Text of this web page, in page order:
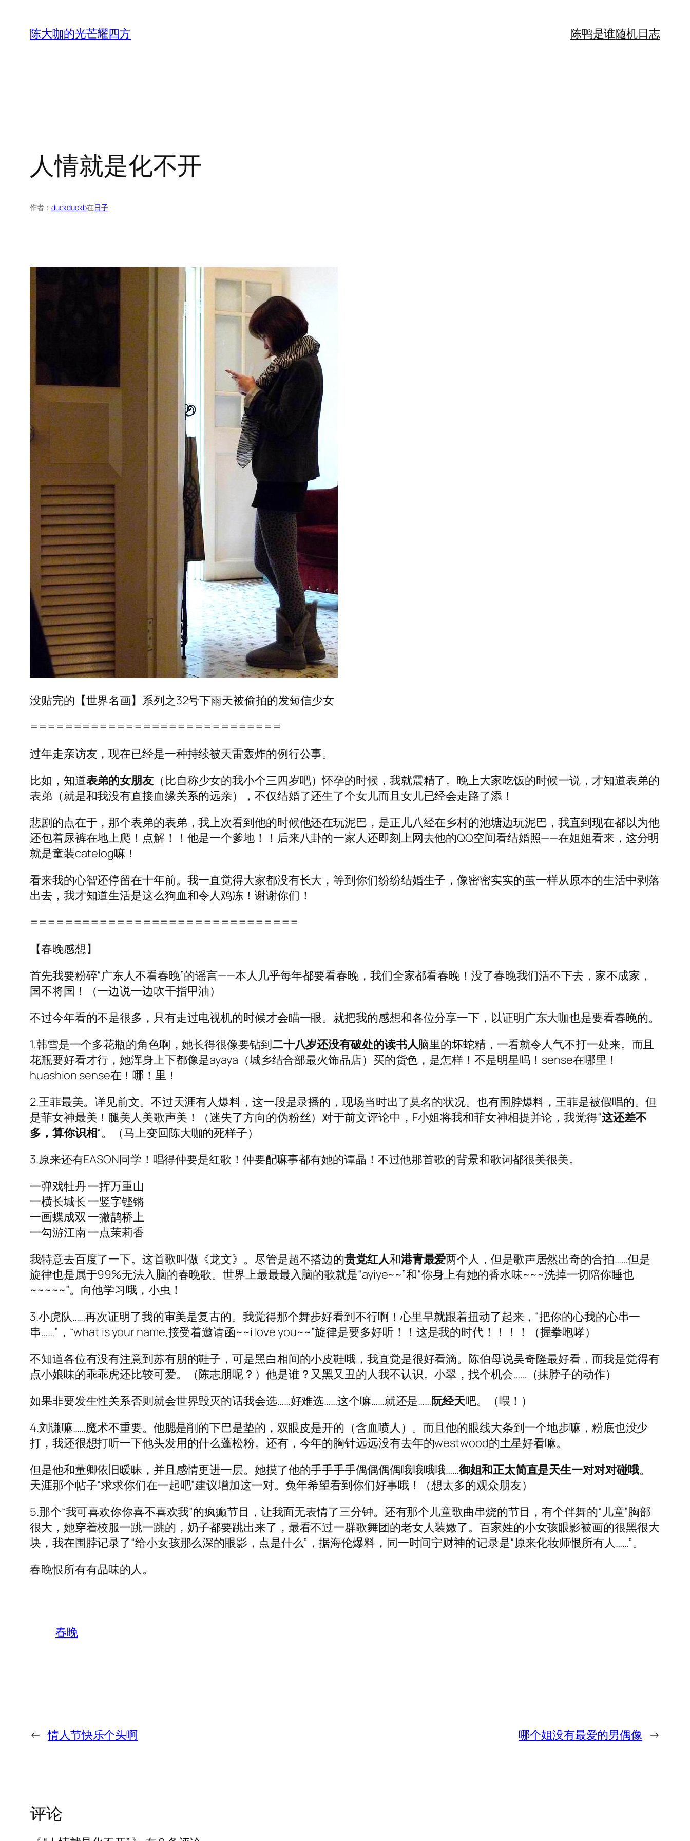
陈大咖的光芒耀四方 陈鸭是谁随机日志
人情就是化不开
作者： duckduckb在日子
没贴完的【世界名画】系列之32号下雨天被偷拍的发短信少女
=============================
过年走亲访友，现在已经是一种持续被天雷轰炸的例行公事。
比如，知道表弟的女朋友（比自称少女的我小个三四岁吧）怀孕的时候，我就震精了。晚上大家吃饭的时候一说，才知道表弟的
表弟（就是和我没有直接血缘关系的远亲），不仅结婚了还生了个女儿而且女儿已经会走路了添！
悲剧的点在于，那个表弟的表弟，我上次看到他的时候他还在玩泥巴，是正儿八经在乡村的池塘边玩泥巴，我直到现在都以为他
还包着尿裤在地上爬！点解！！他是一个爹地！！后来八卦的一家人还即刻上网去他的QQ空间看结婚照——在姐姐看来，这分明
就是童装catelog嘛！
看来我的心智还停留在十年前。我一直觉得大家都没有长大，等到你们纷纷结婚生子，像密密实实的茧一样从原本的生活中剥落
出去，我才知道生活是这么狗血和令人鸡冻！谢谢你们！
===============================
【春晚感想】
首先我要粉碎“广东人不看春晚”的谣言——本人几乎每年都要看春晚，我们全家都看春晚！没了春晚我们活不下去，家不成家，
国不将国！（一边说一边吹干指甲油）
不过今年看的不是很多，只有走过电视机的时候才会瞄一眼。就把我的感想和各位分享一下，以证明广东大咖也是要看春晚的。
1.韩雪是一个多花瓶的角色啊，她长得很像要钻到二十八岁还没有破处的读书人脑里的坏蛇精，一看就令人气不打一处来。而且
花瓶要好看才行，她浑身上下都像是ayaya（城乡结合部最火饰品店）买的货色，是怎样！不是明星吗！sense在哪里！
huashion sense在！哪！里！
2.王菲最美。详见前文。不过天涯有人爆料，这一段是录播的，现场当时出了莫名的状况。也有围脖爆料，王菲是被假唱的。但
是菲女神最美！腿美人美歌声美！（迷失了方向的伪粉丝）对于前文评论中，F小姐将我和菲女神相提并论，我觉得“这还差不
多，算你识相“。（马上变回陈大咖的死样子）
3.原来还有EASON同学！唱得仲要是红歌！仲要配嘛事都有她的谭晶！不过他那首歌的背景和歌词都很美很美。
一弹戏牡丹 一挥万重山
一横长城长 一竖字铿锵
一画蝶成双 一撇鹊桥上
一勾游江南 一点茉莉香
我特意去百度了一下。这首歌叫做《龙文》。尽管是超不搭边的贵党红人和港青最爱两个人，但是歌声居然出奇的合拍……但是
旋律也是属于99%无法入脑的春晚歌。世界上最最最入脑的歌就是“ayiye~~”和“你身上有她的香水味~~~洗掉一切陪你睡也
~~~~~”。向他学习哦，小虫！
3.小虎队……再次证明了我的审美是复古的。我觉得那个舞步好看到不行啊！心里早就跟着扭动了起来，“把你的心我的心串一
串……”，“what is your name,接受着邀请函~~i love you~~”旋律是要多好听！！这是我的时代！！！！（握拳咆哮）
不知道各位有没有注意到苏有朋的鞋子，可是黑白相间的小皮鞋哦，我直觉是很好看滴。陈伯母说吴奇隆最好看，而我是觉得有
点小娘味的乖乖虎还比较可爱。（陈志朋呢？）他是谁？又黑又丑的人我不认识。小翠，找个机会……（抹脖子的动作）
如果非要发生性关系否则就会世界毁灭的话我会选……好难选……这个嘛……就还是……阮经天吧。（喂！）
4.刘谦嘛……魔术不重要。他腮是削的下巴是垫的，双眼皮是开的（含血喷人）。而且他的眼线大条到一个地步嘛，粉底也没少
打，我还很想打听一下他头发用的什么蓬松粉。还有，今年的胸针远远没有去年的westwood的土星好看嘛。
但是他和董卿依旧暧昧，并且感情更进一层。她摸了他的手手手手偶偶偶偶哦哦哦哦……御姐和正太简直是天生一对对对碰哦。
天涯那个帖子“求求你们在一起吧”建议增加这一对。兔年希望看到你们好事哦！（想太多的观众朋友）
5.那个“我可喜欢你你喜不喜欢我”的疯癫节目，让我面无表情了三分钟。还有那个儿童歌曲串烧的节目，有个伴舞的“儿童”胸部
很大，她穿着校服一跳一跳的，奶子都要跳出来了，最看不过一群歌舞团的老女人装嫩了。百家姓的小女孩眼影被画的很黑很大
块，我在围脖记录了“给小女孩那么深的眼影，点是什么”，据海伦爆料，同一时间宁财神的记录是“原来化妆师恨所有人……”。
春晚恨所有有品味的人。
春晚
← 情人节快乐个头啊 哪个姐没有最爱的男偶像 →
评论